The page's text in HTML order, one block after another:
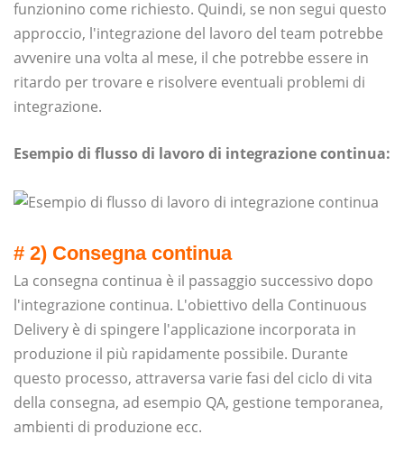
funzionino come richiesto. Quindi, se non segui questo
approccio, l'integrazione del lavoro del team potrebbe
avvenire una volta al mese, il che potrebbe essere in
ritardo per trovare e risolvere eventuali problemi di
integrazione.
Esempio di flusso di lavoro di integrazione continua:
# 2) Consegna continua
La consegna continua è il passaggio successivo dopo
l'integrazione continua. L'obiettivo della Continuous
Delivery è di spingere l'applicazione incorporata in
produzione il più rapidamente possibile. Durante
questo processo, attraversa varie fasi del ciclo di vita
della consegna, ad esempio QA, gestione temporanea,
ambienti di produzione ecc.